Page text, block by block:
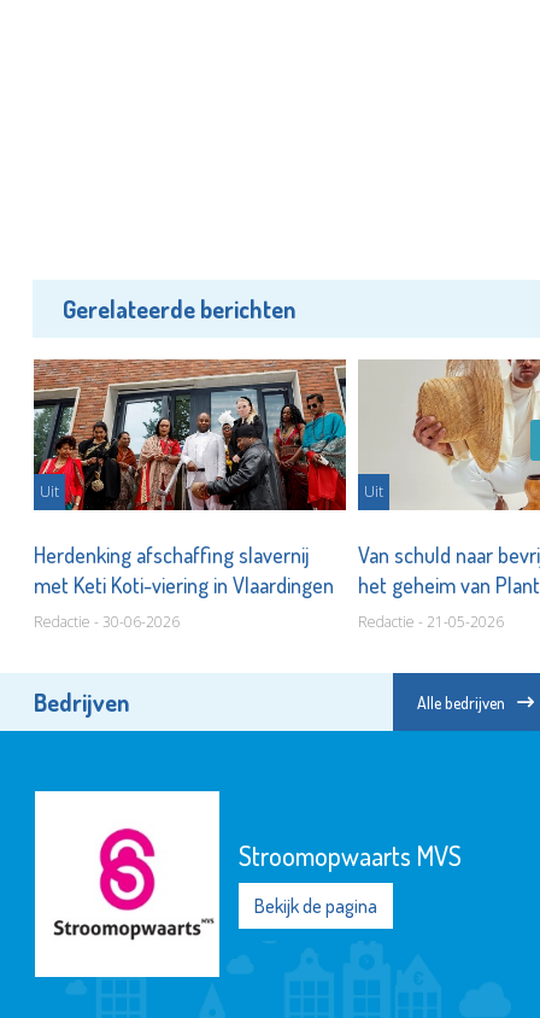
Gerelateerde berichten
Uit
Herdenking afschaffing slavernij
met Keti Koti-viering in Vlaardingen
Redactie - 30-06-2026
Uit
Van schuld naar
het geheim van
Vlaardingen
Redactie - 21-05-2026
Bedrijven Alle bedrijven
Stroomopwaarts MVS
Bekijk de pagina